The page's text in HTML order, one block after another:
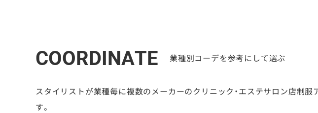
COORDINATE 業種別コーデを参考にして選ぶ
スタイリストが業種毎に複数のメーカーのクリニック・エステサロン店制
す。